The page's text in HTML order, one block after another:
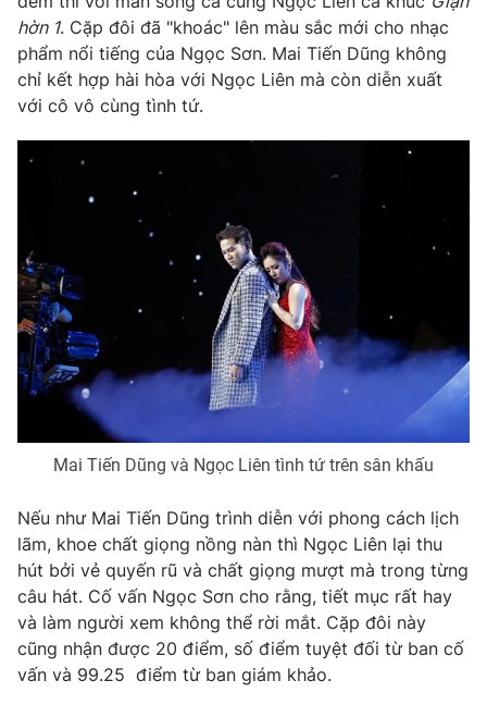
Cơ quan báo chí:Thời báo VTV
Giấy phép hoạt động báo in và báo điện tử số 483/GP-BTTTT
cấp ngày 29/12/2023
Tổng Biên tập:Vũ Thanh Thủy
Phó Tổng Biên tập: Nguyễn Thị Mỹ Hạnh, Phạm Quốc Thắng,
Nguyễn Trọng Ninh
Tổng đài VTV:
024.38 355 931 - 024.38 355 932
Ðiện thoại Thời báo VTV:
024.66 897 897
Email:
toasoan@vtv.vn
Liên hệ quảng cáo:
024-7300.7108
® Cấm sao chép dưới mọi hình thức nếu không có sự chấp
thuận bằng văn bản. Ghi rõ nguồn VTV.vn khi phát hành lại
thông tin từ website này.
hờn 1. Cặp đôi đã "khoác" lên màu sắc mới cho nhạc
phẩm nổi tiếng của Ngọc Sơn. Mai Tiến Dũng không
chỉ kết hợp hài hòa với Ngọc Liên mà còn diễn xuất
với cô vô cùng tình tứ.
Mai Tiến Dũng và Ngọc Liên tình tứ trên sân khấu
Nếu như Mai Tiến Dũng trình diễn với phong cách lịch
lãm, khoe chất giọng nồng nàn thì Ngọc Liên lại thu
hút bởi vẻ quyến rũ và chất giọng mượt mà trong từng
câu hát. Cố vấn Ngọc Sơn cho rằng, tiết mục rất hay
và làm người xem không thể rời mắt. Cặp đôi này
cũng nhận được 20 điểm, số điểm tuyệt đối từ ban cố
vấn và 99.25 điểm từ ban giám khảo.